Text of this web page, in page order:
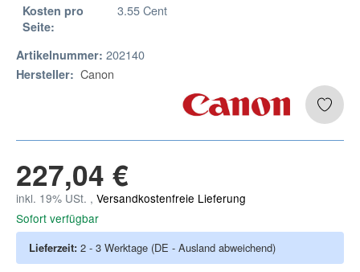
Kosten pro
Seite:
3.55 Cent
Artikelnummer: 202140
Hersteller: Canon
227,04 €
inkl. 19% USt. , Versandkostenfreie Lieferung
Sofort verfügbar
Lieferzeit: 2 - 3 Werktage (DE - Ausland abweichend)